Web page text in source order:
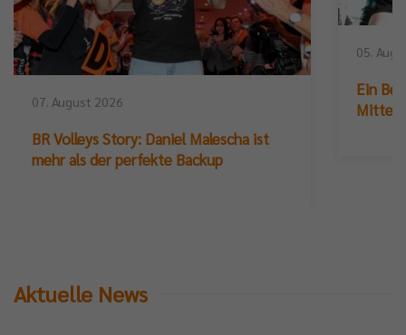
07. August 2026
BR Volleys Story: Daniel Malescha ist
mehr als der perfekte Backup
05.
Ein
Aktuelle News